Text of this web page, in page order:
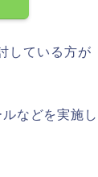
している方が
などを実施し